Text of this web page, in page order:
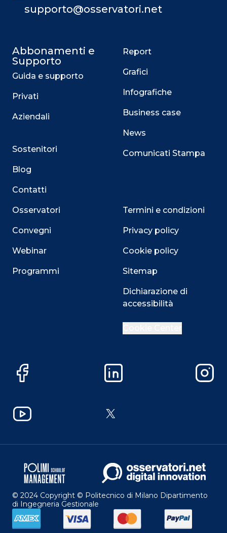
supporto@osservatori.net
Abbonamenti e
Supporto
Guida e supporto
Privati
Aziendali
Sostenitori
Blog
Contatti
Osservatori
Convegni
Webinar
Programmi
Report
Grafici
Infografiche
Business case
News
Comunicati Stampa
Termini e condizioni
Privacy policy
Cookie policy
Sitemap
Dichiarazione di
accessibilità
Facebook LinkedIn
YouTube X
© 2024 Copyright © Politecnico di Milano Dipartimento
di Ingegneria Gestionale